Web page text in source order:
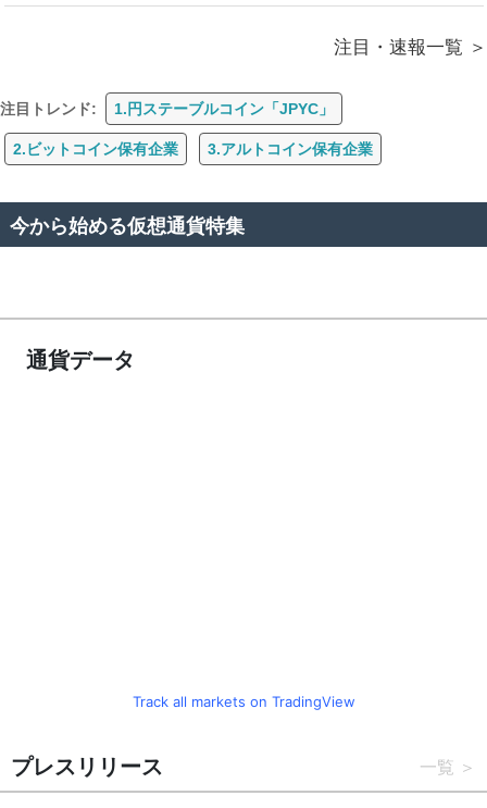
注目・速報一覧
注目トレンド: 1.円ステーブルコイン「JPYC」
2.ビットコイン保有企業 3.アルトコイン保有企業
今から始める仮想通貨特集
通貨データ
Track all markets on TradingView
プレスリリース 一覧